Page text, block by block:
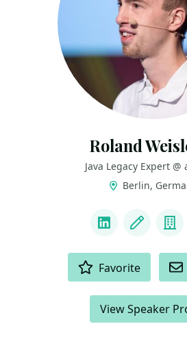
Roland
Java Legacy Expert @
Berlin,
LinkedInBlog
Favorite
View Speaker